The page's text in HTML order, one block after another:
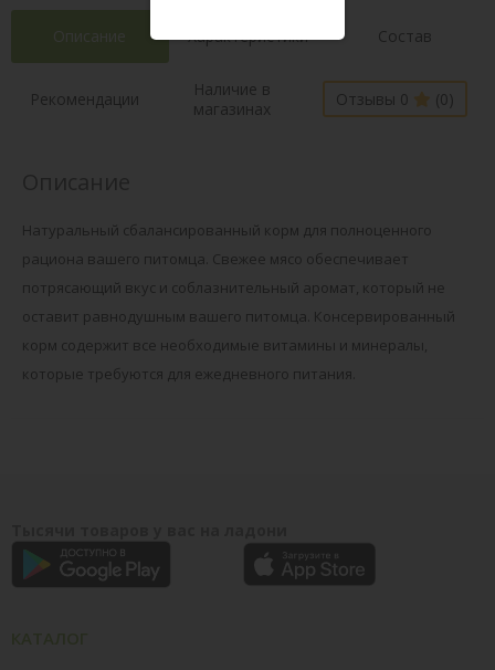
Описание Характеристики Состав
Рекомендации
Наличие в
магазинах
Отзывы 0 (0)
Натуральный сбалансированный корм для полноценного
рациона вашего питомца. Свежее мясо обеспечивает
потрясающий вкус и соблазнительный аромат, который не
оставит равнодушным вашего питомца. Консервированный
корм содержит все необходимые витамины и минералы,
которые требуются для ежедневного питания.